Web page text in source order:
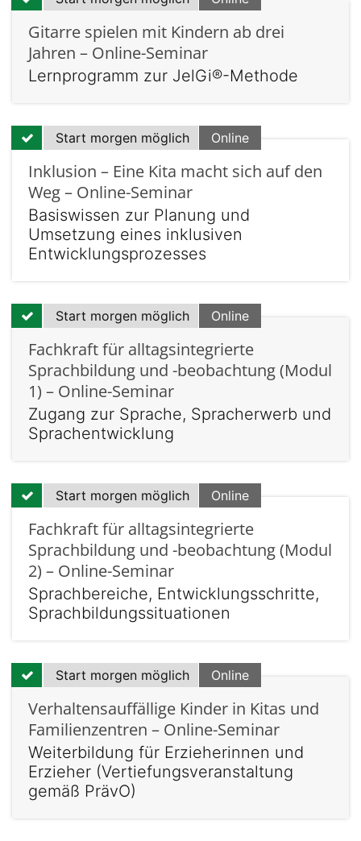
Gitarre spielen mit Kindern ab drei
Jahren – Online-Seminar
Lernprogramm zur JelGi®-Methode
Start morgen möglich Online
Inklusion – Eine Kita macht sich auf den
Weg – Online-Seminar
Basiswissen zur Planung und
Umsetzung eines inklusiven
Entwicklungsprozesses
Start morgen möglich Online
Fachkraft für alltagsintegrierte
Sprachbildung und -beobachtung (Modul
1) – Online-Seminar
Zugang zur Sprache, Spracherwerb und
Sprachentwicklung
Start morgen möglich Online
Fachkraft für alltagsintegrierte
Sprachbildung und -beobachtung (Modul
2) – Online-Seminar
Sprachbereiche, Entwicklungsschritte,
Sprachbildungssituationen
Start morgen möglich Online
Verhaltensauffällige Kinder in Kitas und
Familienzentren – Online-Seminar
Weiterbildung für Erzieherinnen und
Erzieher (Vertiefungsveranstaltung
gemäß PrävO)